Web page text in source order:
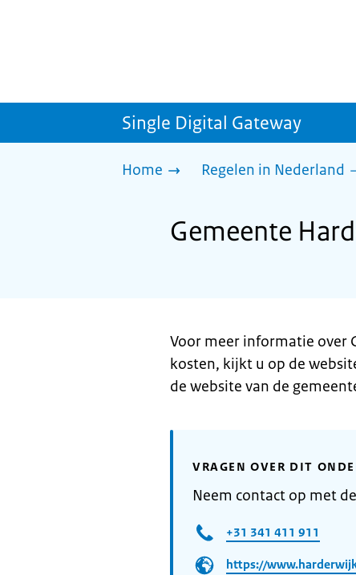
Single Digital Gateway
Home Regelen in Nederland
Gemeente
Voor meer informatie over
kosten, kijkt u op de
de website van de
VRAGEN OVER DIT
Neem contact op met
+31 341 411 911
https://